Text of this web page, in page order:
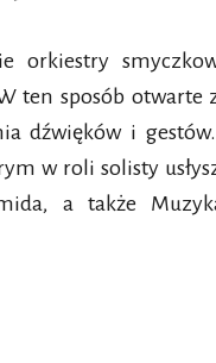
orkiestry
ten sposób otwarte
dźwięków i
w roli solisty
a także